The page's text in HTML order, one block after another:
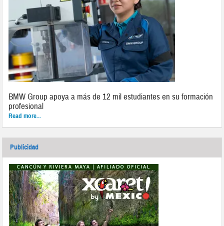
BMW Group apoya a más de 12 mil estudiantes en su formación
profesional
Read more...
Publicidad